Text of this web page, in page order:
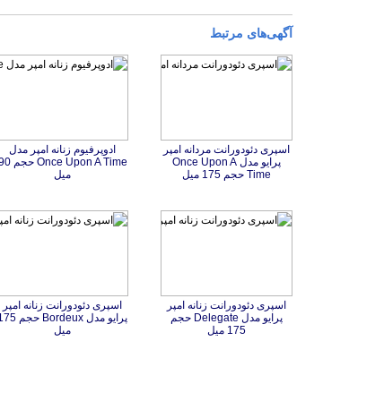
آگهی‌های مرتبط
اسپری دئودورانت مردانه امپر
پرایو مدل Once Upon A
Time حجم 175 میل
ادوپرفیوم زنانه امپر مدل
Once Upon A Time حجم 90
میل
اسپری دئودورانت زنانه امپر
پرایو مدل Delegate حجم
175 میل
اسپری دئودورانت زنانه امپر
پرایو مدل Bordeux حجم 175
میل